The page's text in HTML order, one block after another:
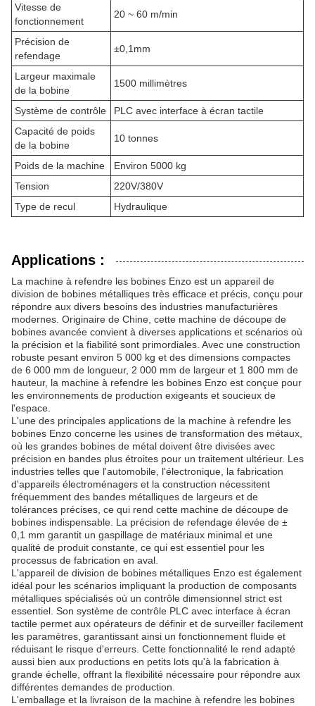
Vitesse de
fonctionnement
20 ~ 60 m/min
Précision de
refendage
±0,1mm
Largeur maximale
de la bobine
1500 millimètres
Système de contrôle
PLC avec interface à écran tactile
Capacité de poids
de la bobine
10 tonnes
Poids de la machine
Environ 5000 kg
Tension
220V/380V
Type de recul
Hydraulique
Applications :
La machine à refendre les bobines Enzo est un appareil de
division de bobines métalliques très efficace et précis, conçu pour
répondre aux divers besoins des industries manufacturières
modernes. Originaire de Chine, cette machine de découpe de
bobines avancée convient à diverses applications et scénarios où
la précision et la fiabilité sont primordiales. Avec une construction
robuste pesant environ 5 000 kg et des dimensions compactes
de 6 000 mm de longueur, 2 000 mm de largeur et 1 800 mm de
hauteur, la machine à refendre les bobines Enzo est conçue pour
les environnements de production exigeants et soucieux de
l'espace.
L'une des principales applications de la machine à refendre les
bobines Enzo concerne les usines de transformation des métaux,
où les grandes bobines de métal doivent être divisées avec
précision en bandes plus étroites pour un traitement ultérieur. Les
industries telles que l'automobile, l'électronique, la fabrication
d'appareils électroménagers et la construction nécessitent
fréquemment des bandes métalliques de largeurs et de
tolérances précises, ce qui rend cette machine de découpe de
bobines indispensable. La précision de refendage élevée de ±
0,1 mm garantit un gaspillage de matériaux minimal et une
qualité de produit constante, ce qui est essentiel pour les
processus de fabrication en aval.
L'appareil de division de bobines métalliques Enzo est également
idéal pour les scénarios impliquant la production de composants
métalliques spécialisés où un contrôle dimensionnel strict est
essentiel. Son système de contrôle PLC avec interface à écran
tactile permet aux opérateurs de définir et de surveiller facilement
les paramètres, garantissant ainsi un fonctionnement fluide et
réduisant le risque d'erreurs. Cette fonctionnalité le rend adapté
aussi bien aux productions en petits lots qu'à la fabrication à
grande échelle, offrant la flexibilité nécessaire pour répondre aux
différentes demandes de production.
L'emballage et la livraison de la machine à refendre les bobines